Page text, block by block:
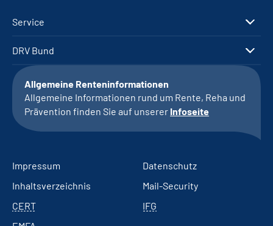
Service
DRV Bund
Allgemeine Renteninformationen
Allgemeine Informationen rund um Rente, Reha und
Prävention finden Sie auf unserer Infoseite
Impressum
Datenschutz
Inhaltsverzeichnis
Mail-Security
CERT
IFG